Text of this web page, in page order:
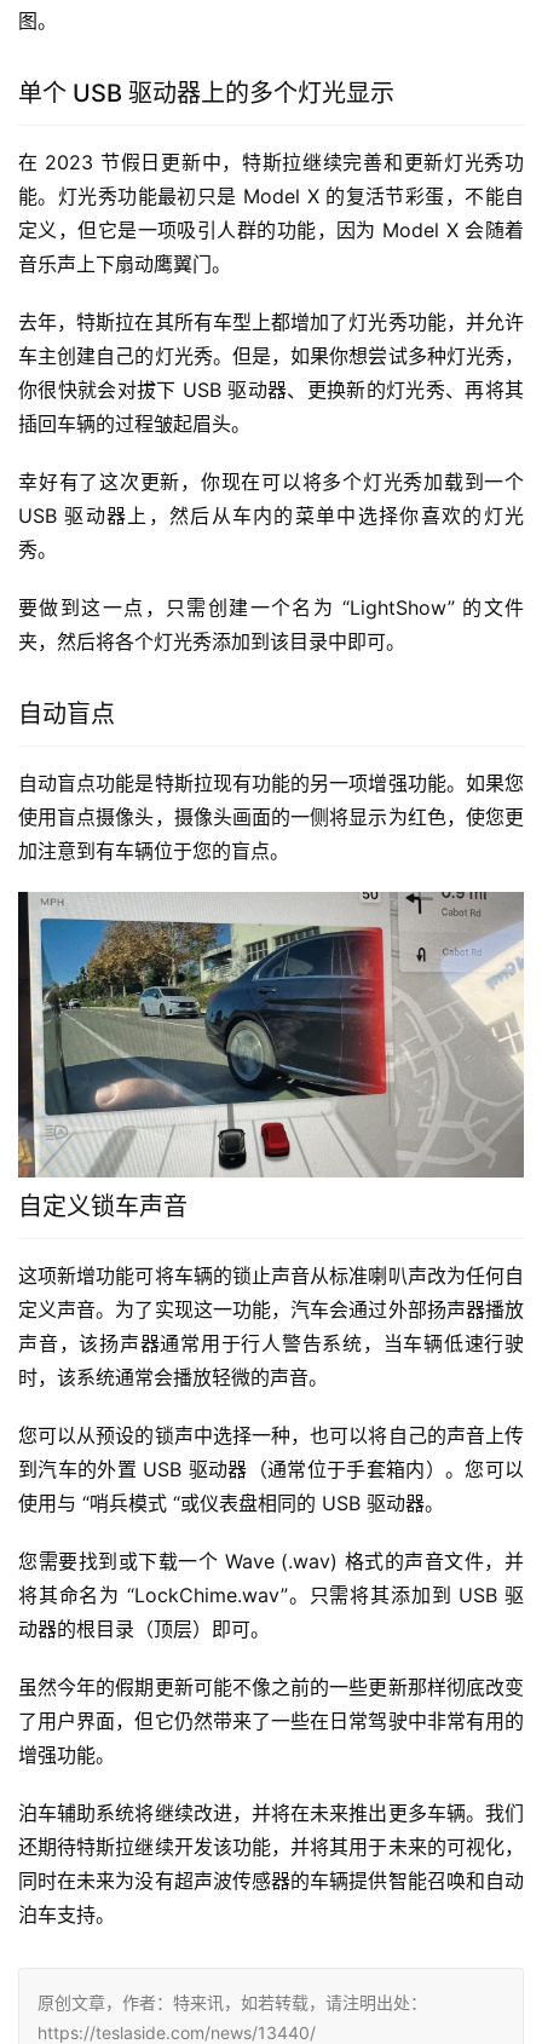
图。
单个 USB 驱动器上的多个灯光显示
在 2023 节假日更新中，特斯拉继续完善和更新灯光秀功
能。灯光秀功能最初只是 Model X 的复活节彩蛋，不能自
定义，但它是一项吸引人群的功能，因为 Model X 会随着
音乐声上下扇动鹰翼门。
去年，特斯拉在其所有车型上都增加了灯光秀功能，并允许
车主创建自己的灯光秀。但是，如果你想尝试多种灯光秀，
你很快就会对拔下 USB 驱动器、更换新的灯光秀、再将其
插回车辆的过程皱起眉头。
幸好有了这次更新，你现在可以将多个灯光秀加载到一个
USB 驱动器上，然后从车内的菜单中选择你喜欢的灯光
秀。
要做到这一点，只需创建一个名为 “LightShow” 的文件
夹，然后将各个灯光秀添加到该目录中即可。
自动盲点
自动盲点功能是特斯拉现有功能的另一项增强功能。如果您
使用盲点摄像头，摄像头画面的一侧将显示为红色，使您更
加注意到有车辆位于您的盲点。
自定义锁车声音
这项新增功能可将车辆的锁止声音从标准喇叭声改为任何自
定义声音。为了实现这一功能，汽车会通过外部扬声器播放
声音，该扬声器通常用于行人警告系统，当车辆低速行驶
时，该系统通常会播放轻微的声音。
您可以从预设的锁声中选择一种，也可以将自己的声音上传
到汽车的外置 USB 驱动器（通常位于手套箱内）。您可以
使用与 “哨兵模式 “或仪表盘相同的 USB 驱动器。
您需要找到或下载一个 Wave (.wav) 格式的声音文件，并
将其命名为 “LockChime.wav”。只需将其添加到 USB 驱
动器的根目录（顶层）即可。
虽然今年的假期更新可能不像之前的一些更新那样彻底改变
了用户界面，但它仍然带来了一些在日常驾驶中非常有用的
增强功能。
泊车辅助系统将继续改进，并将在未来推出更多车辆。我们
还期待特斯拉继续开发该功能，并将其用于未来的可视化，
同时在未来为没有超声波传感器的车辆提供智能召唤和自动
泊车支持。
原创文章，作者：特来讯，如若转载，请注明出处：
https://teslaside.com/news/13440/